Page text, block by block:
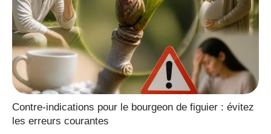
Contre-indications pour le bourgeon de figuier : évitez
les erreurs courantes